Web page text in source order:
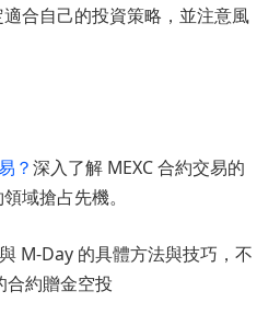
合自己的投資策略，並注意風
？深入了解 MEXC 合約交易的
域搶占先機。
M-Day 的具體方法與技巧，不
合約贈金空投